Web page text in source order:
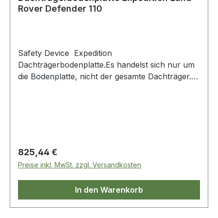
Rover Defender 110
Safety Device Expedition
Dachträgerbodenplatte.Es handelst sich nur um
die Bodenplatte, nicht der gesamte Dachträger.
Regulärer Preis:
825,44 €
Preise inkl. MwSt. zzgl. Versandkosten
In den Warenkorb